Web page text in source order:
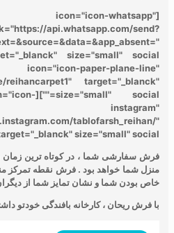
whatsapp"
api.whatsapp.com/send?
icon="icon-paper-plane-line"
reihancarpet1" target="_blanck"
icon="icon-
instagram"
tablofarsh_reihan/"
size="small" social=""]
فرش سفارشی شما ، در کوتاه ترین
منزل شما خواهد بود .فرش نقطه تمرکز
خاص بودن شما و نشان تمایز شما از
با فرش ریحان ، کارخانه بافندگی خودتو